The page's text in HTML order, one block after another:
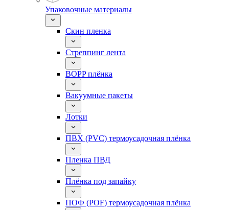
Упаковочные материалы
Скин пленка
Стреппинг лента
BOPP плёнка
Вакуумные пакеты
Лотки
ПВХ (PVC) термоусадочная плёнка
Пленка ПВД
Плёнка под запайку
ПОФ (POF) термоусадочная плёнка